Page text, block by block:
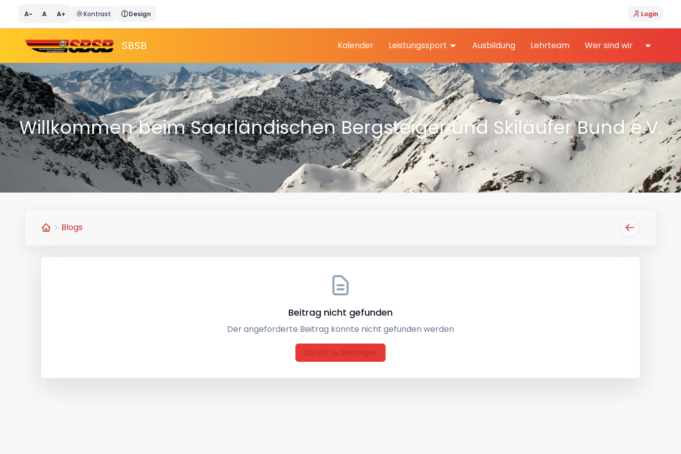
A- A A+ Kontrast Design Login
SBSB Kalender Leistungssport Ausbildung Lehrteam Wer sind wir
Willkommen beim Saarländischen Bergsteiger und Skiläufer Bund e.V.
Blogs
Beitrag nicht gefunden
Der angeforderte Beitrag konnte nicht gefunden werden
Zurück zu Beiträgen